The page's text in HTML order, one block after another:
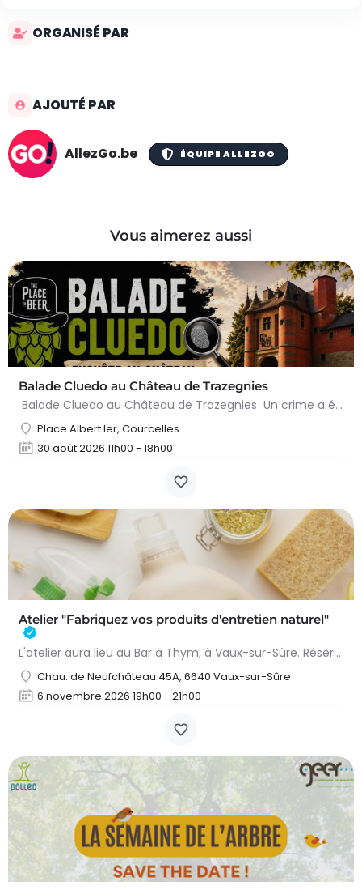
ORGANISÉ PAR
AJOUTÉ PAR
AllezGo.be ÉQUIPE ALLEZGO
Vous aimerez aussi
Balade Cluedo au Château de Trazegnies
Balade Cluedo au Château de Trazegnies Un crime a été commis au Château de Trazegnies… À vous de résoudre…
Place Albert Ier, Courcelles
30 août 2026 11h00 - 18h00
Atelier "Fabriquez vos produits d'entretien naturel"
L'atelier aura lieu au Bar à Thym, à Vaux-sur-Sûre. Réservation :
Chau. de Neufchâteau 45A, 6640 Vaux-sur-Sûre
6 novembre 2026 19h00 - 21h00